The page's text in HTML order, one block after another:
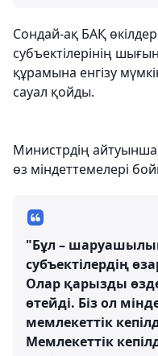
Сондай-ақ БАҚ
субъектілерінің
құрамына енгізу
сауал қойды.
Министрдің
өз міндеттемелері
"Бұл –
субъектілердің
Олар қарызды
өтейді. Біз ол
мемлекеттік
Мемлекеттік